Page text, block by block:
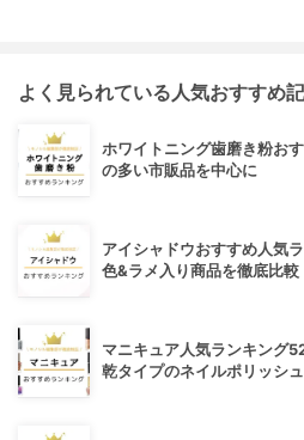
よく見られている人気おすすめ
ホワイトニング歯磨き粉お
の多い市販品を中心に
アイシャドウおすすめ人気
色&ラメ入り商品を徹底比較
マニキュア人気ランキング
乾タイプのネイルポリッシュ